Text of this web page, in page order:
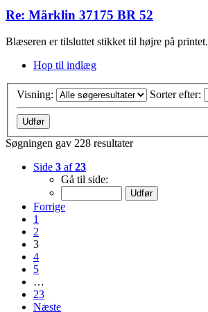
Re: Märklin 37175 BR 52
Blæseren er tilsluttet stikket til højre på printet.
Hop til indlæg
Visning: Sorter efter:
Søgningen gav 228 resultater
Side 3 af23
Gå til side:
Forrige
1
2
3
4
5
…
23
Næste